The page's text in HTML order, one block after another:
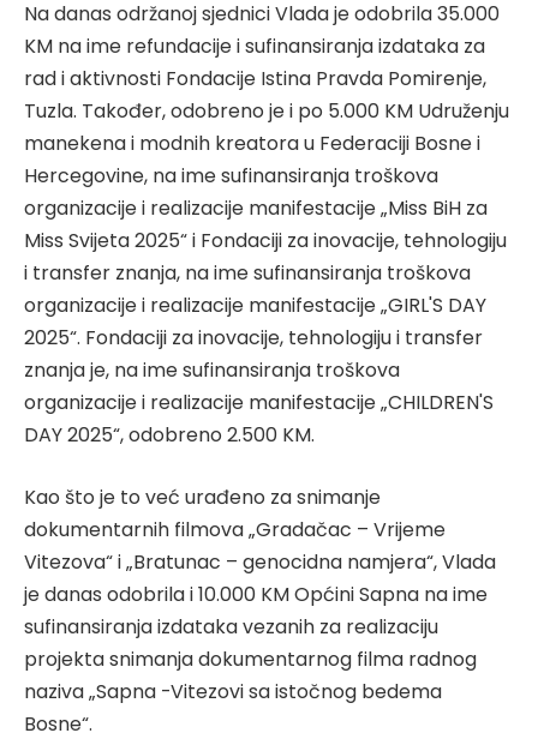
Na danas održanoj sjednici Vlada je odobrila 35.000
KM na ime refundacije i sufinansiranja izdataka za
rad i aktivnosti Fondacije Istina Pravda Pomirenje,
Tuzla. Također, odobreno je i po 5.000 KM Udruženju
manekena i modnih kreatora u Federaciji Bosne i
Hercegovine, na ime sufinansiranja troškova
organizacije i realizacije manifestacije „Miss BiH za
Miss Svijeta 2025“ i Fondaciji za inovacije, tehnologiju
i transfer znanja, na ime sufinansiranja troškova
organizacije i realizacije manifestacije „GIRL'S DAY
2025“. Fondaciji za inovacije, tehnologiju i transfer
znanja je, na ime sufinansiranja troškova
organizacije i realizacije manifestacije „CHILDREN'S
DAY 2025“, odobreno 2.500 KM.
Kao što je to već urađeno za snimanje
dokumentarnih filmova „Gradačac – Vrijeme
Vitezova“ i „Bratunac – genocidna namjera“, Vlada
je danas odobrila i 10.000 KM Općini Sapna na ime
sufinansiranja izdataka vezanih za realizaciju
projekta snimanja dokumentarnog filma radnog
naziva „Sapna -Vitezovi sa istočnog bedema
Bosne“.